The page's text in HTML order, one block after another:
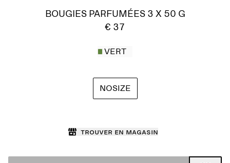
BOUGIES PARFUMÉES 3 X 50 G
€ 37
VERT
NOSIZE
Trouver en magasin